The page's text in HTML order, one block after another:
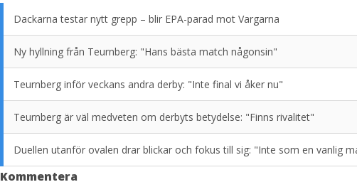
Dackarna testar nytt grepp – blir EPA-parad mot Vargarna
Ny hyllning från Teurnberg: "Hans bästa match någonsin"
Teurnberg inför veckans andra derby: "Inte final vi åker nu"
Teurnberg är väl medveten om derbyts betydelse: "Finns rivalitet"
Duellen utanför ovalen drar blickar och fokus till sig: "Inte som en vanlig
Kommentera